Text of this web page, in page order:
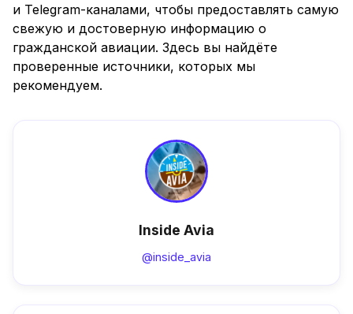
и Telegram-каналами, чтобы предоставлять самую
свежую и достоверную информацию о
гражданской авиации. Здесь вы найдёте
проверенные источники, которых мы
рекомендуем.
Inside Avia
@inside_avia